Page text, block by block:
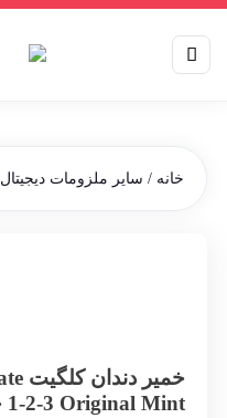
خانه / سایر ملزومات دیجیتال
1-2-3 Original Mint حجم 75 میلی لیتر